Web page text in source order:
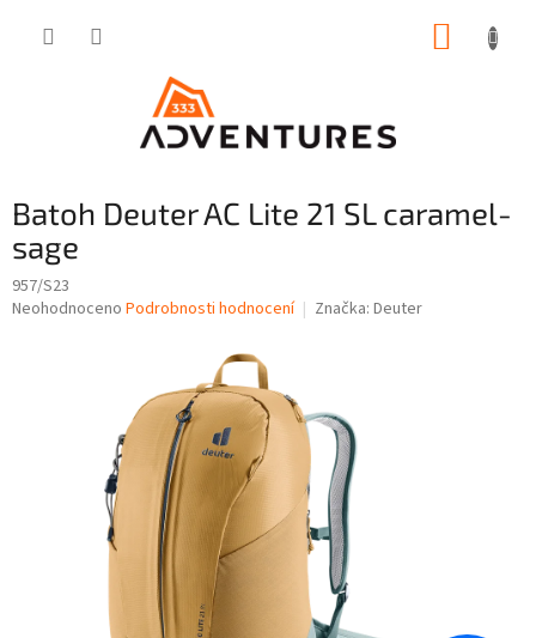
Batoh Deuter AC Lite 21 SL caramel-
sage
957/S23
Průměrné
Neohodnoceno Podrobnosti hodnocení Značka: Deuter